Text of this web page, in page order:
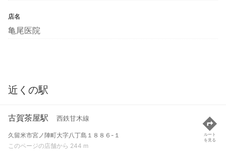
店名
亀尾医院
近くの駅
古賀茶屋駅 西鉄甘木線
久留米市宮ノ陣町大字八丁島１８８６-１
このページの店舗から 244 m
ルート
を見る